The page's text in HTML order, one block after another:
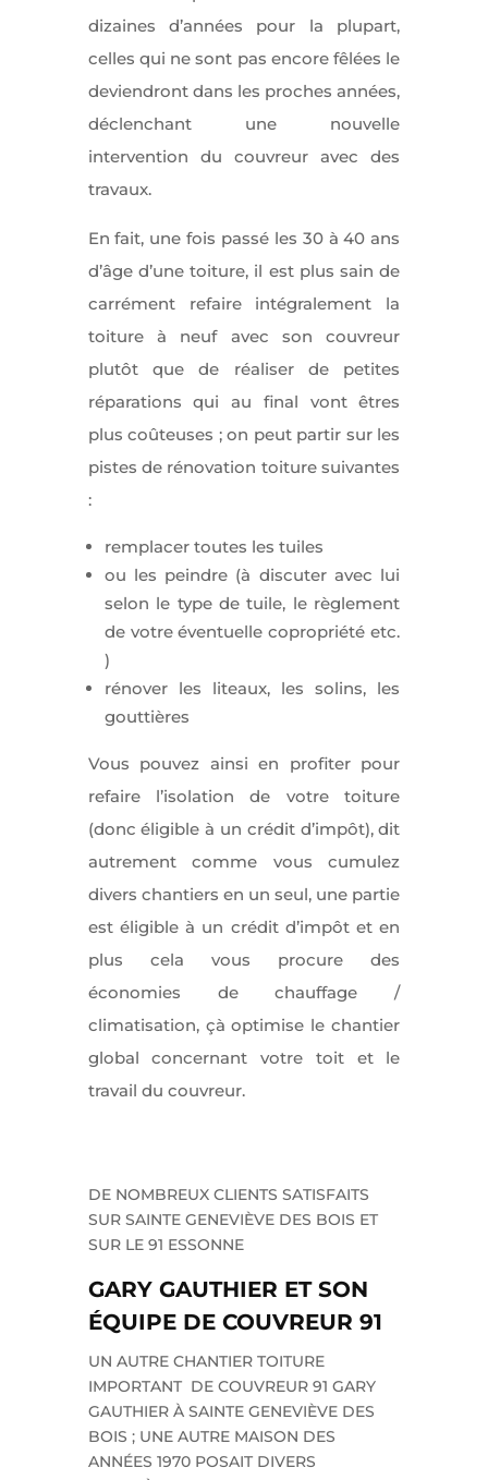
dizaines d’années pour la plupart,
celles qui ne sont pas encore fêlées le
deviendront dans les proches années,
déclenchant une nouvelle
intervention du couvreur avec des
travaux.
En fait, une fois passé les 30 à 40 ans
d’âge d’une toiture, il est plus sain de
carrément refaire intégralement la
toiture à neuf avec son couvreur
plutôt que de réaliser de petites
réparations qui au final vont êtres
plus coûteuses ; on peut partir sur les
pistes de rénovation toiture suivantes
:
remplacer toutes les tuiles
ou les peindre (à discuter avec lui
selon le type de tuile, le règlement
de votre éventuelle copropriété etc.
)
rénover les liteaux, les solins, les
gouttières
Vous pouvez ainsi en profiter pour
refaire l’isolation de votre toiture
(donc éligible à un crédit d’impôt), dit
autrement comme vous cumulez
divers chantiers en un seul, une partie
est éligible à un crédit d’impôt et en
plus cela vous procure des
économies de chauffage /
climatisation, çà optimise le chantier
global concernant votre toit et le
travail du couvreur.
DE NOMBREUX CLIENTS SATISFAITS
SUR SAINTE GENEVIÈVE DES BOIS ET
SUR LE 91 ESSONNE
GARY GAUTHIER ET SON
ÉQUIPE DE COUVREUR 91
UN AUTRE CHANTIER TOITURE
IMPORTANT DE COUVREUR 91 GARY
GAUTHIER À SAINTE GENEVIÈVE DES
BOIS ; UNE AUTRE MAISON DES
ANNÉES 1970 POSAIT DIVERS